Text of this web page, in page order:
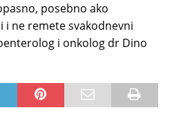
posebno ako
ne remete svakodnevni
i onkolog dr Dino